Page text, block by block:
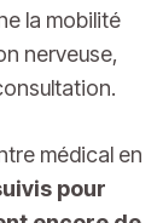
la mobilité
nerveuse,
médical en
pour